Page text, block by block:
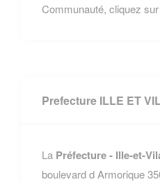
Communauté, cliquez
Prefecture ILLE ET
La Préfecture - Ille-et-
boulevard d Armorique